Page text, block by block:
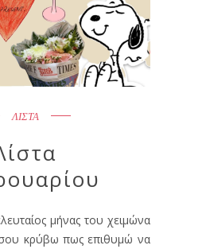
ΛΙΣΤΑ
μήνας του χειμώνα
σου κρύβω πως επιθυμώ να